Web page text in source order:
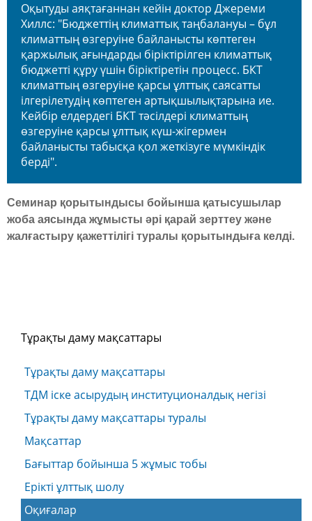
Оқытуды аяқтағаннан кейін доктор Джереми
Хиллс: "Бюджеттің климаттық таңбалануы – бұл
климаттың өзгеруіне байланысты көптеген
қаржылық ағындарды біріктірілген климаттық
бюджетті құру үшін біріктіретін процесс. БКТ
климаттың өзгеруіне қарсы ұлттық саясатты
ілгерілетудің көптеген артықшылықтарына ие.
Кейбір елдердегі БКТ тәсілдері климаттың
өзгеруіне қарсы ұлттық күш-жігермен
байланысты табысқа қол жеткізуге мүмкіндік
берді".
Семинар қорытындысы бойынша қатысушылар
жоба аясында жұмысты әрі қарай зерттеу және
жалғастыру қажеттілігі туралы қорытындыға келді.
Тұрақты даму мақсаттары
Тұрақты даму мақсаттары
ТДМ іске асырудың институционалдық негізі
Тұрақты даму мақсаттары туралы
Мақсаттар
Бағыттар бойынша 5 жұмыс тобы
Ерікті ұлттық шолу
Оқиғалар